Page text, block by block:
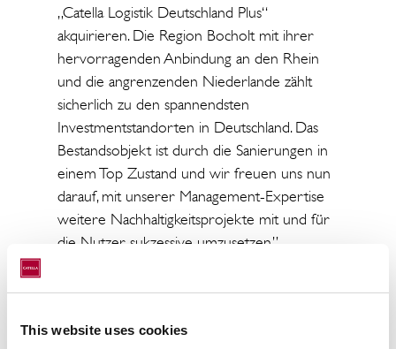
This website uses cookies
„Catella Logistik Deutschland Plus“
akquirieren. Die Region Bocholt mit ihrer
hervorragenden Anbindung an den Rhein
und die angrenzenden Niederlande zählt
sicherlich zu den spannendsten
Investmentstandorten in Deutschland. Das
Bestandsobjekt ist durch die Sanierungen in
einem Top Zustand und wir freuen uns nun
darauf, mit unserer Management-Expertise
weitere Nachhaltigkeitsprojekte mit und für
die Nutzer sukzessive umzusetzen.”
Deutschland Plus“